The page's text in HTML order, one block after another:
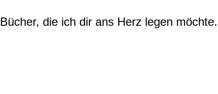
Bücher, die ich dir ans Herz legen möchte.